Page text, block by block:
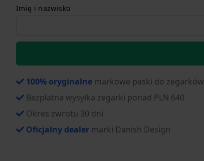
Imię i nazwisko
100% oryginalne markowe paski do zegarków
Bezpłatna wysyłka zegarki ponad PLN 640
Okres zwrotu 30 dni
Oficjalny dealer marki Danish Design